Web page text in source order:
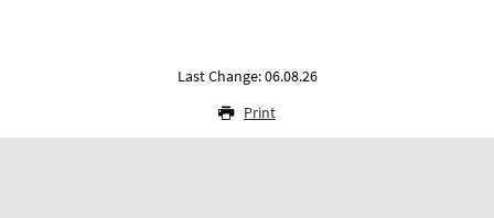
Last Change: 06.08.26
Print